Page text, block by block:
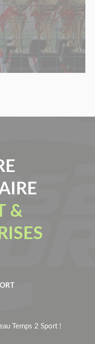
&
Temps 2 Sport !